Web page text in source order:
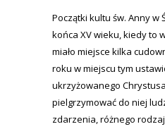
Początki kultu św. Anny w
końca XV wieku, kiedy to
miało miejsce kilka
roku w miejscu tym
ukrzyżowanego
pielgrzymować do niej
zdarzenia, różnego